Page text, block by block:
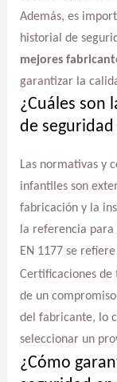
Además, es
historial de
mejores
garantizar la
¿Cuáles son
de
Las normativas y
infantiles son
fabricación y la
la referencia para
EN 1177 se
Certificaciones de
de un
del fabricante, lo
seleccionar un
¿Cómo